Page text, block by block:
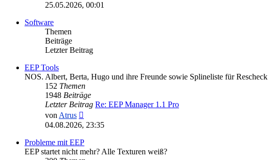
25.05.2026, 00:01
Software
Themen
Beiträge
Letzter Beitrag
EEP Tools
NOS. Albert, Berta, Hugo und ihre Freunde sowie Splineliste für Rescheck
152 Themen
1948 Beiträge
Letzter Beitrag Re: EEP Manager 1.1 Pro
von Atrus
Beitrag
04.08.2026, 23:35
Probleme mit EEP
EEP startet nicht mehr? Alle Texturen weiß?